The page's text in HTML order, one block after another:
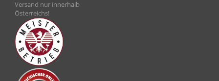
Versand nur innerhalb
Österreichs!